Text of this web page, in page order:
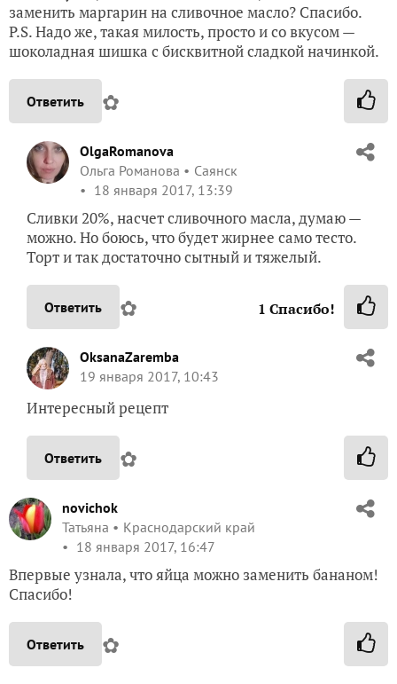
заменить маргарин на сливочное масло? Спасибо.
P.S. Надо же, такая милость, просто и со вкусом —
шоколадная шишка с бисквитной сладкой начинкой.
Ответить ✿
OlgaRomanova
Ольга Романова
Саянск
18 января 2017, 13:39
Сливки 20%, насчет сливочного масла, думаю —
можно. Но боюсь, что будет жирнее само тесто.
Торт и так достаточно сытный и тяжелый.
Ответить ✿ 1 Спасибо!
OksanaZaremba
19 января 2017, 10:43
Интересный рецепт
Ответить ✿
novichok
Татьяна
Краснодарский край
18 января 2017, 16:47
Впервые узнала, что яйца можно заменить бананом!
Спасибо!
Ответить ✿